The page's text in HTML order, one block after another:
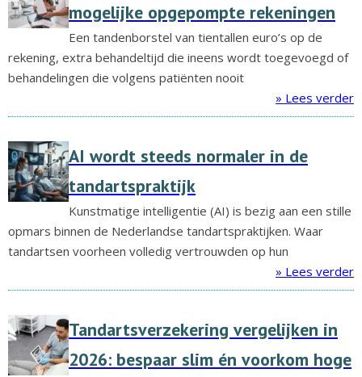
mogelijke opgepompte rekeningen
Een tandenborstel van tientallen euro’s op de
rekening, extra behandeltijd die ineens wordt toegevoegd of
behandelingen die volgens patiënten nooit
» Lees verder
AI wordt steeds normaler in de
tandartspraktijk
Kunstmatige intelligentie (AI) is bezig aan een stille
opmars binnen de Nederlandse tandartspraktijken. Waar
tandartsen voorheen volledig vertrouwden op hun
» Lees verder
Tandartsverzekering vergelijken in
2026: bespaar slim én voorkom hoge